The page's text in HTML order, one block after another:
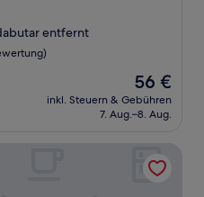
entfernt
Der
Preis
beträgt
56 €
inkl. Steuern & Gebühren
7. Aug.–8. Aug.